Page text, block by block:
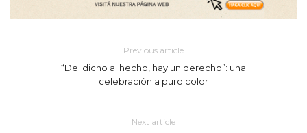
Previous article
“Del dicho al hecho, hay un derecho”: una
celebración a puro color
Next article